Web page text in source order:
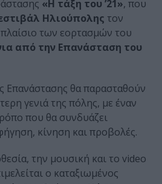
«Η τάξη του ’21», που
Ηλιούπολης τον
των εορτασμών του
από την Επανάσταση του
θα παρασταθούν
γενιά της πόλης, με έναν
που θα συνδυάζει
κίνηση και προβολές.
την μουσική και το video
ο καταξιωμένος